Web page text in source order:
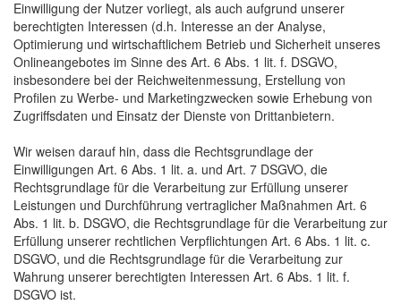
Einwilligung der Nutzer vorliegt, als auch aufgrund unserer
berechtigten Interessen (d.h. Interesse an der Analyse,
Optimierung und wirtschaftlichem Betrieb und Sicherheit unseres
Onlineangebotes im Sinne des Art. 6 Abs. 1 lit. f. DSGVO,
insbesondere bei der Reichweitenmessung, Erstellung von
Profilen zu Werbe- und Marketingzwecken sowie Erhebung von
Zugriffsdaten und Einsatz der Dienste von Drittanbietern.
Wir weisen darauf hin, dass die Rechtsgrundlage der
Einwilligungen Art. 6 Abs. 1 lit. a. und Art. 7 DSGVO, die
Rechtsgrundlage für die Verarbeitung zur Erfüllung unserer
Leistungen und Durchführung vertraglicher Maßnahmen Art. 6
Abs. 1 lit. b. DSGVO, die Rechtsgrundlage für die Verarbeitung zur
Erfüllung unserer rechtlichen Verpflichtungen Art. 6 Abs. 1 lit. c.
DSGVO, und die Rechtsgrundlage für die Verarbeitung zur
Wahrung unserer berechtigten Interessen Art. 6 Abs. 1 lit. f.
DSGVO ist.